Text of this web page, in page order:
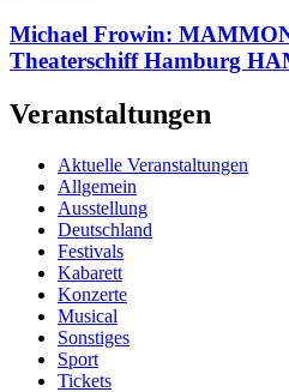
Michael Frowin:
Theaterschiff Hamburg
Veranstaltungen
Aktuelle Veranstaltungen
Allgemein
Ausstellung
Deutschland
Festivals
Kabarett
Konzerte
Musical
Sonstiges
Sport
Tickets